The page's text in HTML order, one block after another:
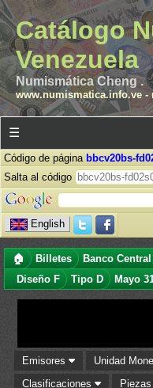
Catálogo
Venezuela
Numismática Cheng .
www.numismatica.info.ve-
☰
Código de página bbcv20bs-
Salta al código
English
🏠 Billetes Banco
Diseño F
Tipo D Mayo
Emisores Unidad
Clasificaciones